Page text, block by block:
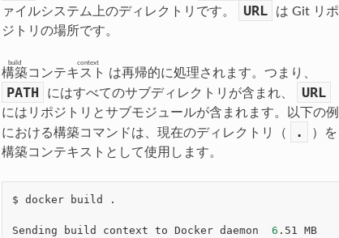
ァイルシステム上のディレクトリです。
URL
は Git リポ
ジトリの場所です。
構築コンテキスト
build context
は再帰的に処理されます。つまり、
PATH にはすべてのサブディレクトリが含まれ、 URL
にはリポジトリとサブモジュールが含まれます。以下の例
における構築コマンドは、現在のディレクトリ（
.
）を
構築コンテキストとして使用します。
$ docker build .
Sending build context to Docker daemon 6 .51 MB